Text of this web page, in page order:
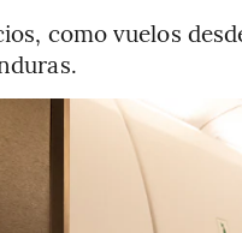
como vuelos